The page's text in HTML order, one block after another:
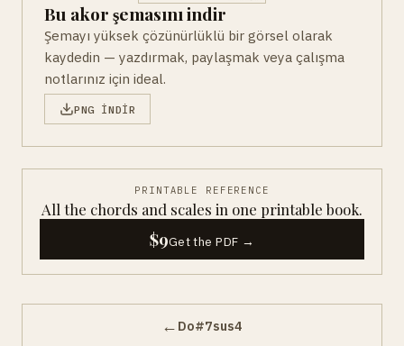
Bu akor şemasını indir
Şemayı yüksek çözünürlüklü bir görsel olarak
kaydedin — yazdırmak, paylaşmak veya çalışma
notlarınız için ideal.
PNG INDIR
PRINTABLE REFERENCE
All the chords and scales in one printable book.
$9Get the PDF →
← Do#7sus4